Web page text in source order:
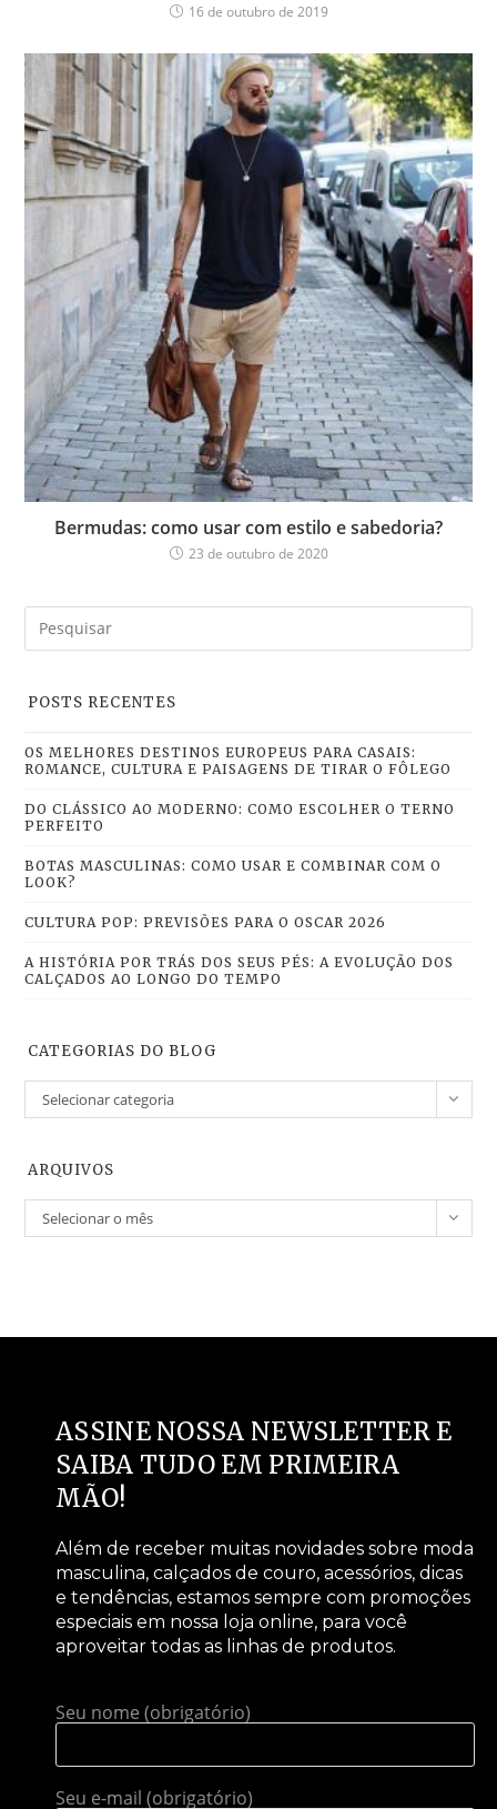
16 de outubro de 2019
Bermudas: como usar com estilo e sabedoria?
23 de outubro de 2020
POSTS RECENTES
OS MELHORES DESTINOS EUROPEUS PARA CASAIS:
ROMANCE, CULTURA E PAISAGENS DE TIRAR O FÔLEGO
DO CLÁSSICO AO MODERNO: COMO ESCOLHER O TERNO
PERFEITO
BOTAS MASCULINAS: COMO USAR E COMBINAR COM O
LOOK?
CULTURA POP: PREVISÕES PARA O OSCAR 2026
A HISTÓRIA POR TRÁS DOS SEUS PÉS: A EVOLUÇÃO DOS
CALÇADOS AO LONGO DO TEMPO
CATEGORIAS DO BLOG
Selecionar categoria
ARQUIVOS
Selecionar o mês
ASSINE NOSSA NEWSLETTER E
SAIBA TUDO EM PRIMEIRA
MÃO!
Além de receber muitas novidades sobre moda
masculina, calçados de couro, acessórios, dicas
e tendências, estamos sempre com promoções
especiais em nossa loja online, para você
aproveitar todas as linhas de produtos.
Seu nome (obrigatório)
Seu e-mail (obrigatório)